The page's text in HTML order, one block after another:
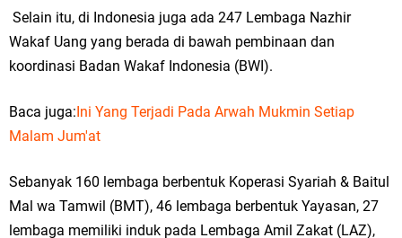
Selain itu, di Indonesia juga ada 247 Lembaga Nazhir
Wakaf Uang yang berada di bawah pembinaan dan
koordinasi Badan Wakaf Indonesia (BWI).
Baca juga:Ini Yang Terjadi Pada Arwah Mukmin Setiap
Malam Jum'at
Sebanyak 160 lembaga berbentuk Koperasi Syariah & Baitul
Mal wa Tamwil (BMT), 46 lembaga berbentuk Yayasan, 27
lembaga memiliki induk pada Lembaga Amil Zakat (LAZ),